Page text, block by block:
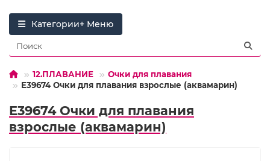
Категории
12.ПЛАВАНИЕ
Очки для плавания
E39674 Очки для плавания взрослые (аквамарин)
E39674 Очки для плавания
взрослые (аквамарин)